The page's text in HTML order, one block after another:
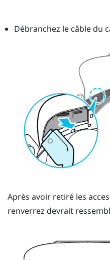
Débranchez le câble du
Après avoir retiré les
renverrez devrait